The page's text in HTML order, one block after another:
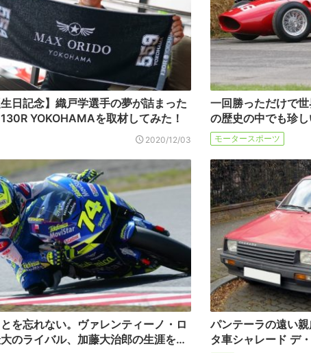
生日記念】織戸学選手の夢が詰まった
YOKOHAMAを取材してみた！
2020/12/03
一回勝っただけで
の歴史の中でも珍
モータースポーツ
を忘れない。ヴァレンティーノ・ロ
のライバル、加藤大治郎の生涯を…
パンテーラの遠い
タ車シャレード デ